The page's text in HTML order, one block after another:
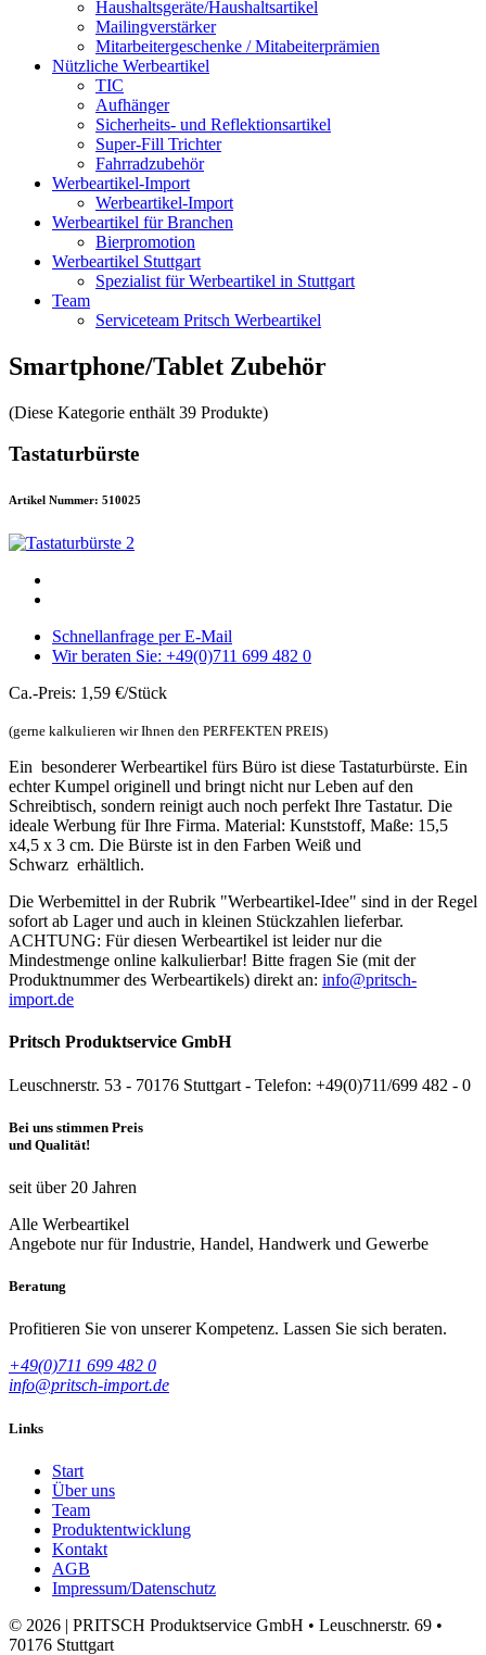
Haushaltsgeräte/Haushaltsartikel
Mailingverstärker
Mitarbeitergeschenke / Mitabeiterprämien
Nützliche Werbeartikel
TIC
Aufhänger
Sicherheits- und Reflektionsartikel
Super-Fill Trichter
Fahrradzubehör
Werbeartikel-Import
Werbeartikel-Import
Werbeartikel für Branchen
Bierpromotion
Werbeartikel Stuttgart
Spezialist für Werbeartikel in Stuttgart
Team
Serviceteam Pritsch Werbeartikel
Smartphone/Tablet Zubehör
(Diese Kategorie enthält 39 Produkte)
Tastaturbürste
Artikel Nummer: 510025
Schnellanfrage per E-Mail
Wir beraten Sie: +49(0)711 699 482 0
Ca.-Preis: 1,59 €/Stück
(gerne kalkulieren wir Ihnen den PERFEKTEN PREIS)
Ein besonderer Werbeartikel fürs Büro ist diese Tastaturbürste. Ein
echter Kumpel originell und bringt nicht nur Leben auf den
Schreibtisch, sondern reinigt auch noch perfekt Ihre Tastatur. Die
ideale Werbung für Ihre Firma. Material: Kunststoff, Maße: 15,5
x4,5 x 3 cm. Die Bürste ist in den Farben Weiß und
Schwarz erhältlich.
Die Werbemittel in der Rubrik "Werbeartikel-Idee" sind in der Regel
sofort ab Lager und auch in kleinen Stückzahlen lieferbar.
ACHTUNG: Für diesen Werbeartikel ist leider nur die
Mindestmenge online kalkulierbar! Bitte fragen Sie (mit der
Produktnummer des Werbeartikels) direkt an: info@pritsch-
import.de
Pritsch Produktservice GmbH
Leuschnerstr. 53 - 70176 Stuttgart - Telefon: +49(0)711/699 482 - 0
Bei uns stimmen Preis
und Qualität!
seit über 20 Jahren
Alle Werbeartikel
Angebote nur für Industrie, Handel, Handwerk und Gewerbe
Beratung
Profitieren Sie von unserer Kompetenz. Lassen Sie sich beraten.
+49(0)711 699 482 0
info@pritsch-import.de
Links
Start
Über uns
Team
Produktentwicklung
Kontakt
AGB
Impressum/Datenschutz
© 2026 | PRITSCH Produktservice GmbH • Leuschnerstr. 69 •
70176 Stuttgart